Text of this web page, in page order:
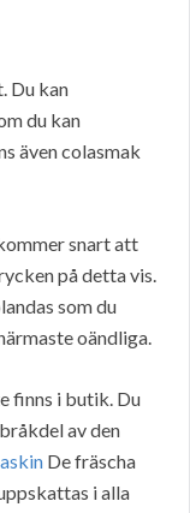
Du kan
du kan
även colasmak
snart att
på detta vis.
som du
oändliga.
finns i butik. Du
av den
De fräscha
i alla